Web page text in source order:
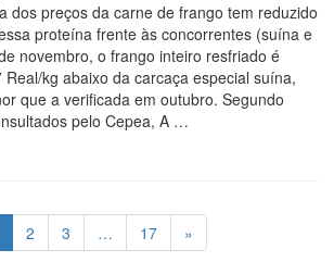
dos preços da carne de frango tem reduzido
proteína frente às concorrentes (suína e
novembro, o frango inteiro resfriado é
kg abaixo da carcaça especial suína,
que a verificada em outubro. Segundo
pelo Cepea, A …
2 3 … 17 »